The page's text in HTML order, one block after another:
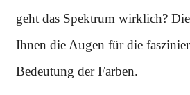
geht das Spektrum wirklich?
Ihnen die Augen für die
Bedeutung der Farben.